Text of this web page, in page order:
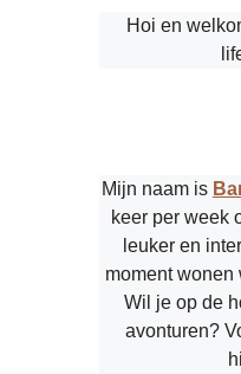
Hoi en
Mijn naam is
keer per week
leuker en
moment wonen
Wil je op de
avonturen?